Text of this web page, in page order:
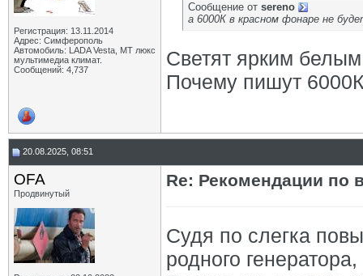
Регистрация: 13.11.2014
Адрес: Симферополь
Автомобиль: LADA Vesta, МТ люкс
мультимедиа климат.
Сообщений: 4,737
Сообщение от sereno
а 6000К в красном фонаре не
Светят ярким
Почему пишут
20.08.2025, 08:51
OFA
Продвинутый
Re: Рекомендации по
Судя по слегка
родного